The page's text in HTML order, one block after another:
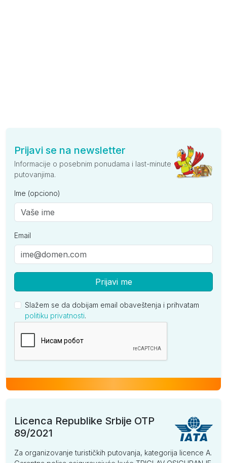
Prijavi se na newsletter
Informacije o posebnim ponudama i last-minute
putovanjima.
Ime (opciono)
Email
Prijavi me
Slažem se da dobijam email obaveštenja i prihvatam
politiku privatnosti.
Licenca Republike Srbije OTP
89/2021
Za organizovanje turističkih putovanja, kategorija licence A.